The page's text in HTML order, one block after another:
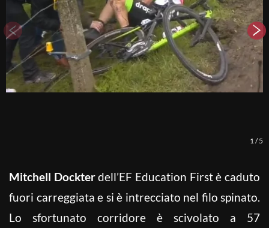
1 /5
Mitchell Dockterdell’EF Education First è caduto
fuori carreggiata e si è intrecciato nel filo spinato.
Lo sfortunato corridore è scivolato a 57